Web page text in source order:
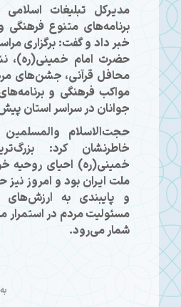
مدیرکل تبلیغات اسلامی
برنامه‌های متنوع
خبر داد و گفت: برگزاری
حضرت امام خمینی(ره)،
محافل قرآنی، جشن‌های
مواکب فرهنگی و
جوانان در سراسر استان
حجت‌الاسلام
خاطرنشان کرد:
خمینی(ره) احیای روحیه
ملت ایران بود و امروز
و پایبندی به ارزش‌های
مسئولیت مردم در استمرار
شمار می‌رود.
به